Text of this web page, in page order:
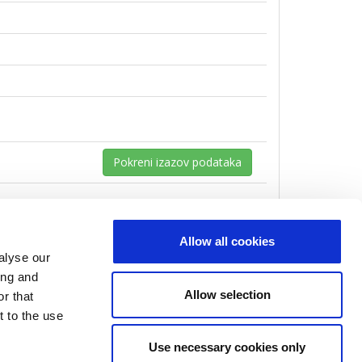
our
and
that
to the use
Allow all cookies
Allow selection
Use necessary cookies only
Pokreni izazov podataka